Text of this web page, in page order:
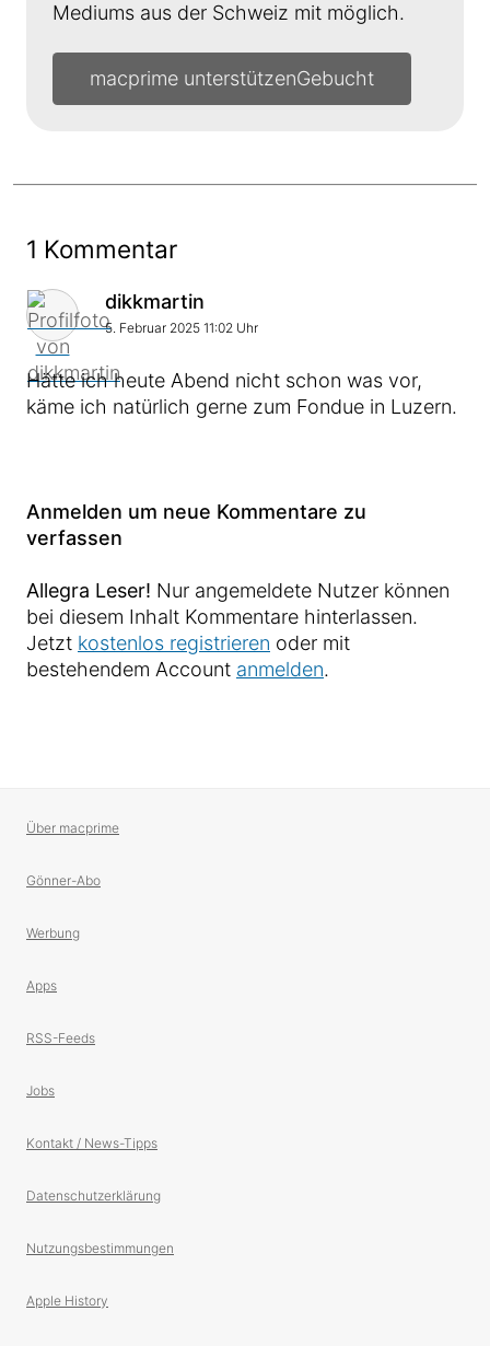
Mediums aus der Schweiz mit möglich.
macprime unterstützen
1 Kommentar
Kommentar von
dikkmartin
5. Februar 2025 11:02 Uhr
Hätte ich heute Abend nicht schon was vor,
käme ich natürlich gerne zum Fondue in Luzern.
Anmelden um neue Kommentare zu
verfassen
Allegra Leser! Nur angemeldete Nutzer können
bei diesem Inhalt Kommentare hinterlassen.
Jetzt kostenlos registrieren oder mit
bestehendem Account anmelden.
Über macprime
Gönner-Abo
Werbung
Apps
RSS-Feeds
Jobs
Kontakt / News-Tipps
Datenschutzerklärung
Nutzungsbestimmungen
Apple History